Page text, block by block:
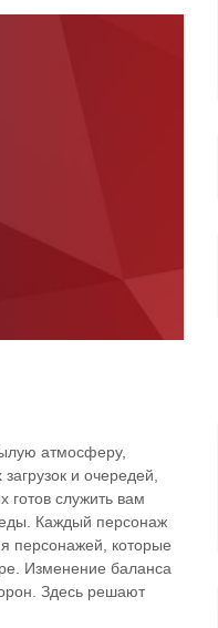
атмосферу,
и очередей,
готов служить вам
еды. Каждый персонаж
персонажей, которые
Изменение баланса
Здесь решают